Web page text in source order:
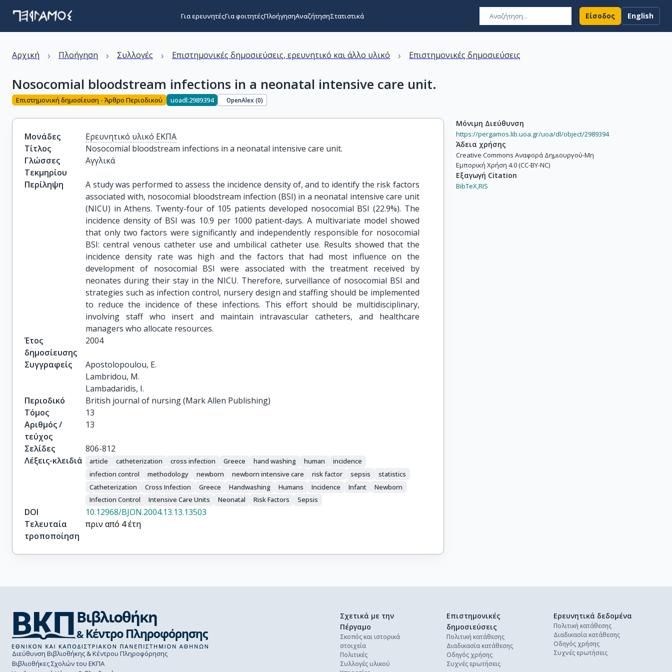
Για ερευνητέςΓια φοιτητέςΠλοήγησηΑναζήτησηΣτατιστικά Είσοδος English
Αρχική › Πλοήγηση › Συλλογές › Επιστημονικές δημοσιεύσεις, ερευνητικό και άλλο υλικό › Επιστημονικές δημοσιεύσεις
Nosocomial bloodstream infections in a neonatal intensive care unit.
Επιστημονική δημοσίευση - Άρθρο Περιοδικού uoadl:2989394 OpenAlex (0)
Μονάδες
Ερευνητικό υλικό ΕΚΠΑ
Τίτλος
Nosocomial bloodstream infections in a neonatal intensive care unit.
Γλώσσες
Τεκμηρίου
Αγγλικά
Περίληψη
A study was performed to assess the incidence density of, and to identify the risk factors
associated with, nosocomial bloodstream infection (BSI) in a neonatal intensive care unit
(NICU) in Athens. Twenty-four of 105 patients developed nosocomial BSI (22.9%). The
incidence density of BSI was 10.9 per 1000 patient-days. A multivariate model showed
that only two factors were significantly and independently responsible for nosocomial
BSI: central venous catheter use and umbilical catheter use. Results showed that the
incidence density rate was high and the factors that had most influence on the
development of nosocomial BSI were associated with the treatment received by
neonates during their stay in the NICU. Therefore, surveillance of nosocomial BSI and
strategies such as infection control, nursery design and staffing should be implemented
to reduce the incidence of these infections. This effort should be multidisciplinary,
involving staff who insert and maintain intravascular catheters, and healthcare
managers who allocate resources.
Έτος
δημοσίευσης
2004
Συγγραφείς
Apostolopoulou, E.
Lambridou, M.
Lambadaridis, I.
Περιοδικό
British journal of nursing (Mark Allen Publishing)
Τόμος
13
Αριθμός /
τεύχος
13
Σελίδες
806-812
Λέξεις-κλειδιά
article catheterization cross infection Greece hand washing human
incidence
infection control
methodology newborn newborn intensive care risk factor sepsis
statistics
Catheterization
Cross Infection Greece Handwashing Humans Incidence Infant
Newborn
Infection Control
Intensive Care Units Neonatal Risk Factors Sepsis
DOI
10.12968/BJON.2004.13.13.13503
Τελευταία
τροποποίηση
πριν από 4 έτη
Μόνιμη Διεύθυνση
https://pergamos.lib.uoa.gr/uoa/dl/object/2989394
Άδεια χρήσης
Creative Commons Αναφορά Δημιουργού-Μη
Εμπορική Χρήση 4.0 (CC-BY-NC)
Εξαγωγή Citation
BibTeX,RIS
Διεύθυνση Βιβλιοθήκης & Κέντρου Πληροφόρησης
Βιβλιοθήκες Σχολών του ΕΚΠΑ
Σχετικά με την
Πέργαμο
Σκοπός και ιστορικά
στοιχεία
Πολιτικές
Συλλογές υλικού
Επιστημονικές
δημοσιεύσεις
Πολιτική κατάθεσης
Διαδικασία κατάθεσης
Οδηγός χρήσης
Συχνές ερωτήσεις
Ερευνητικά δεδομένα
Πολιτική κατάθεσης
Διαδικασία κατάθεσης
Οδηγός χρήσης
Συχνές ερωτήσεις